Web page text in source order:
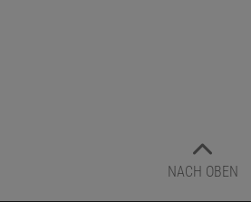
NACH OBEN